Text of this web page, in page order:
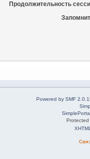
Продолжительность
Powered by SMF